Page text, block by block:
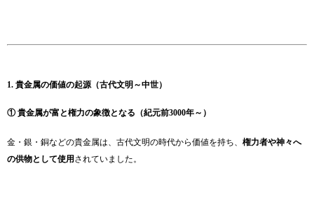
1. 貴金属の価値の起源（古代文明～中世）
① 貴金属が富と権力の象徴となる（紀元前3000年～）
金・銀・銅などの貴金属は、古代文明の時代から価値を持ち、 権力者や神々へ
の供物として使用 されていました。